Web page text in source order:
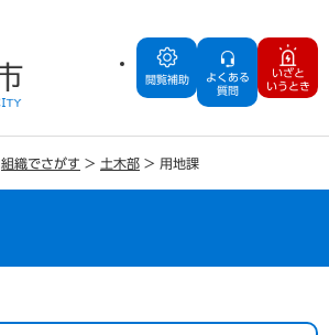
閲覧補助
よくある
質問
いざと
いうとき
組織でさがす > 土木部 > 用地課